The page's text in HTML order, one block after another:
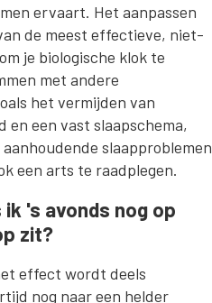
ervaart. Het aanpassen
de meest effectieve, niet-
je biologische klok te
met andere
het vermijden van
en een vast slaapschema,
slaapproblemen
een arts te raadplegen.
's avonds nog op
zit?
effect wordt deels
nog naar een helder